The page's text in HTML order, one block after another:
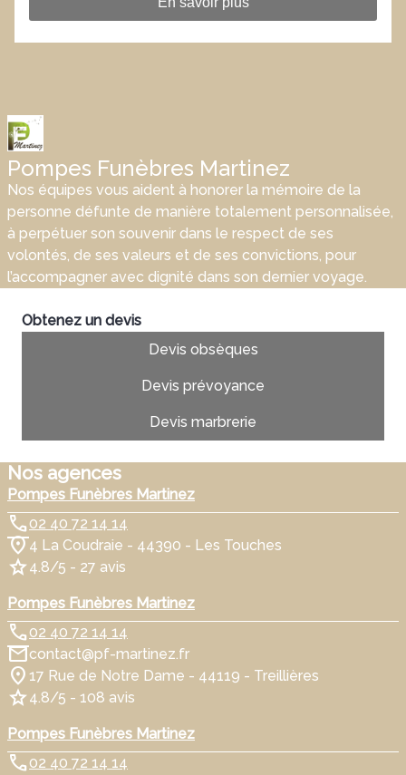
Pompes Funèbres Martinez
Nos équipes vous aident à honorer la mémoire de la
personne défunte de manière totalement personnalisée,
à perpétuer son souvenir dans le respect de ses
volontés, de ses valeurs et de ses convictions, pour
l’accompagner avec dignité dans son dernier voyage.
Obtenez un devis
Devis obsèques
Devis prévoyance
Devis marbrerie
Nos agences
Pompes Funèbres Martinez
02 40 72 14 14
4 La Coudraie - 44390 - Les Touches
4.8/5 - 27 avis
Pompes Funèbres Martinez
02 40 72 14 14
contact@pf-martinez.fr
17 Rue de Notre Dame - 44119 - Treillières
4.8/5 - 108 avis
Pompes Funèbres Martinez
02 40 72 14 14